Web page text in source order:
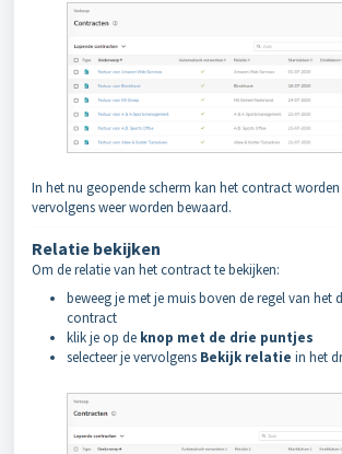
In het nu geopende scherm kan het contract
vervolgens weer worden bewaard.
Relatie bekijken
Om de relatie van het contract te bekijken:
beweeg je met je muis boven de regel van het
contract
klik je op de knop met de drie puntjes
selecteer je vervolgens Bekijk relatie in het